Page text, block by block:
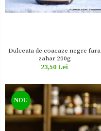
Dulceata de coacaze negre fara
zahar 200g
23,50 Lei
NOU